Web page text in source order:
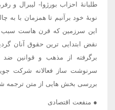
طلبانۀ احزاب بورژوا- لیبرال و
نوبۀ خود برآنیم تا همزمان با
این سرزمین که قرن هاست سبب
نقض ابتدایی ترین حقوق آنان
برگرفته از مذهب و قوانین
سرنوشت ساز فعالانه شرکت
بررسی بخش هایی از متن ترجمه
● منفعت اقتصادی